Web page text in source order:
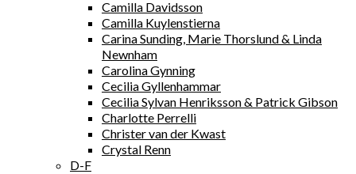
Camilla Davidsson
Camilla Kuylenstierna
Carina Sunding, Marie Thorslund & Linda
Newnham
Carolina Gynning
Cecilia Gyllenhammar
Cecilia Sylvan Henriksson & Patrick Gibson
Charlotte Perrelli
Christer van der Kwast
Crystal Renn
D-F